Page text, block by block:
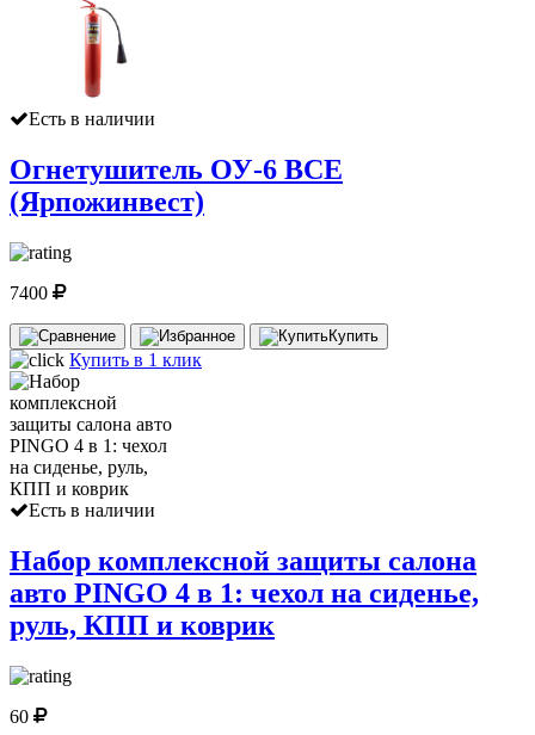
Есть в наличии
Огнетушитель ОУ-6 ВСЕ
(Ярпожинвест)
7400
Купить
Купить в 1 клик
Есть в наличии
Набор комплексной защиты салона
авто PINGO 4 в 1: чехол на сиденье,
руль, КПП и коврик
60